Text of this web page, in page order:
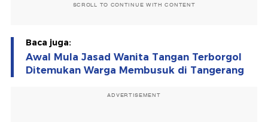
SCROLL TO CONTINUE WITH CONTENT
Baca juga:
Awal Mula Jasad Wanita Tangan Terborgol
Ditemukan Warga Membusuk di Tangerang
ADVERTISEMENT